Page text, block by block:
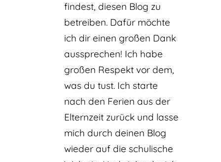
findest, diesen Blog zu
betreiben. Dafür möchte
ich dir einen großen Dank
aussprechen! Ich habe
großen Respekt vor dem,
was du tust. Ich starte
nach den Ferien aus der
Elternzeit zurück und lasse
mich durch deinen Blog
wieder auf die schulische